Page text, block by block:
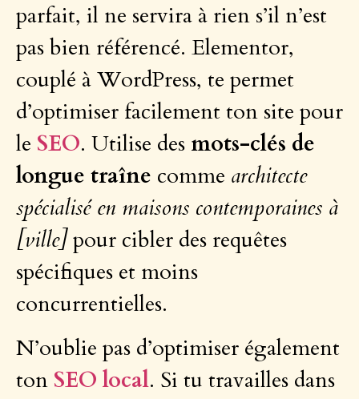
parfait, il ne servira à rien s’il n’est
pas bien référencé. Elementor,
couplé à WordPress, te permet
d’optimiser facilement ton site pour
le SEO. Utilise des mots-clés de
longue traîne comme architecte
spécialisé en maisons contemporaines à
[ville]pour cibler des requêtes
spécifiques et moins
concurrentielles.
N’oublie pas d’optimiser également
ton SEO local. Si tu travailles dans